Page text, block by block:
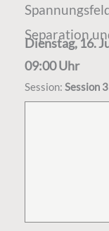
Separation
Dienstag, 16.
09:00 Uhr
Session: Session 3